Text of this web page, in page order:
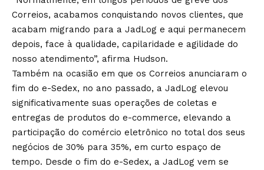
Correios, acabamos conquistando novos clientes, que
acabam migrando para a JadLog e aqui permanecem
depois, face à qualidade, capilaridade e agilidade do
nosso atendimento”, afirma Hudson.
Também na ocasião em que os Correios anunciaram o
fim do e-Sedex, no ano passado, a JadLog elevou
significativamente suas operações de coletas e
entregas de produtos do e-commerce, elevando a
participação do comércio eletrônico no total dos seus
negócios de 30% para 35%, em curto espaço de
tempo. Desde o fim do e-Sedex, a JadLog vem se